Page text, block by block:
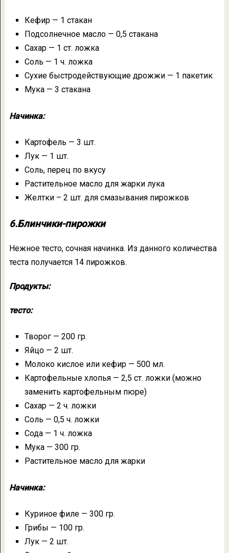
Кефир — 1 стакан
Подсолнечное масло — 0,5 стакана
Сахар — 1 ст. ложка
Соль — 1 ч. ложка
Сухие быстродействующие дрожжи — 1 пакетик
Мука — 3 стакана
Начинка:
Картофель — 3 шт.
Лук — 1 шт.
Соль, перец по вкусу
Растительное масло для жарки лука
Желтки – 2 шт. для смазывания пирожков
6.Блинчики-пирожки
Нежное тесто, сочная начинка. Из данного количества
теста получается 14 пирожков.
Продукты:
тесто:
Творог — 200 гр.
Яйцо — 2 шт.
Молоко кислое или кефир — 500 мл.
Картофельные хлопья — 2,5 ст. ложки (можно
заменить картофельным пюре)
Сахар — 2 ч. ложки
Соль — 0,5 ч. ложки
Сода — 1 ч. ложка
Мука — 300 гр.
Растительное масло для жарки
Начинка:
Куриное филе — 300 гр.
Грибы — 100 гр.
Лук — 2 шт.